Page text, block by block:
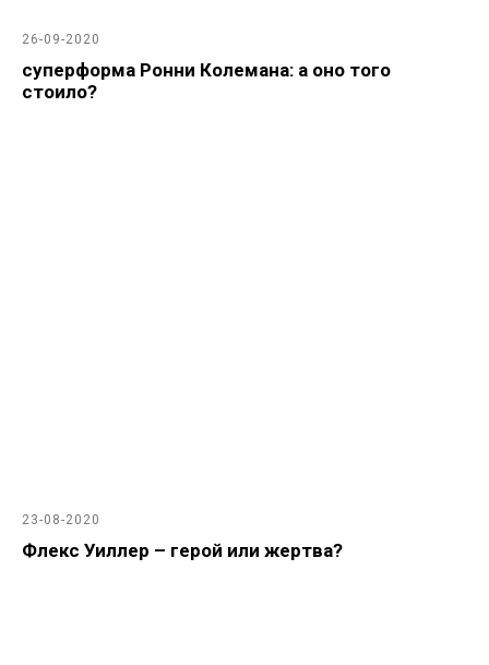
26-09-2020
суперформа Ронни Колемана: а оно того
стоило?
23-08-2020
Флекс Уиллер – герой или жертва?